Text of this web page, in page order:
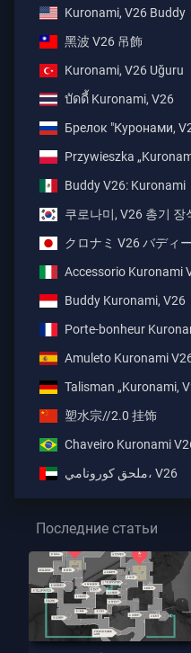
Kuronami, V26 Buddy
黑波 V26 吊飾
Kuronami, V26 Uğuru
บัดดี้ Kuronami, V26
Брелок "Куронами,
Przywieszka
Buddy V26: Kuronami
쿠로나미, V26 총기 장
クロナミ V26 バディー
Accessorio Kuronami
Buddy Kuronami, V26
Porte-bonheur
Amuleto Kuronami
Talisman „Kuronami,
塑水宗//2.0 挂饰
Chaveiro Kuronami
ملحق كورونامي، V26
Последние статьи